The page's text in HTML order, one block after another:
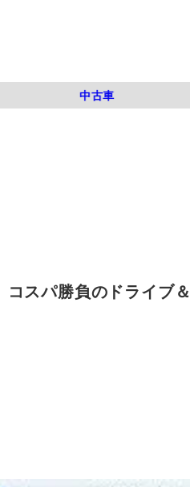
中古車
スパ勝負のドライブ